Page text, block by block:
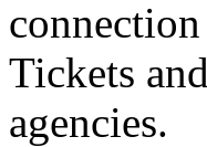
Tickets
agencies.